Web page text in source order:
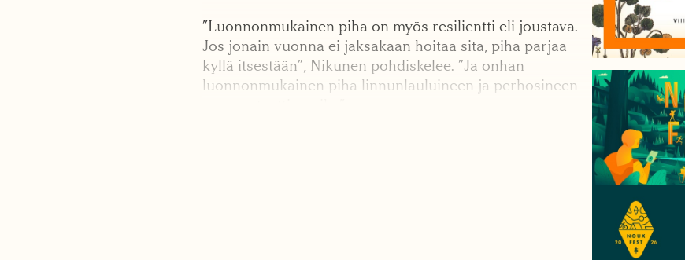
”Luonnonmukainen piha on myös resilientti eli joustava.
Jos jonain vuonna ei jaksakaan hoitaa sitä, piha pärjää
kyllä itsestään”, Nikunen pohdiskelee. ”Ja onhan
luonnonmukainen piha linnunlauluineen ja perho­sineen